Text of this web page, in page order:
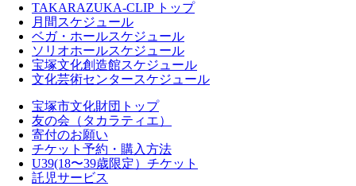
TAKARAZUKA-CLIP トップ
月間スケジュール
ベガ・ホールスケジュール
ソリオホールスケジュール
宝塚文化創造館スケジュール
文化芸術センタースケジュール
宝塚市文化財団トップ
友の会（タカラティエ）
寄付のお願い
チケット予約・購入方法
U39(18〜39歳限定）チケット
託児サービス